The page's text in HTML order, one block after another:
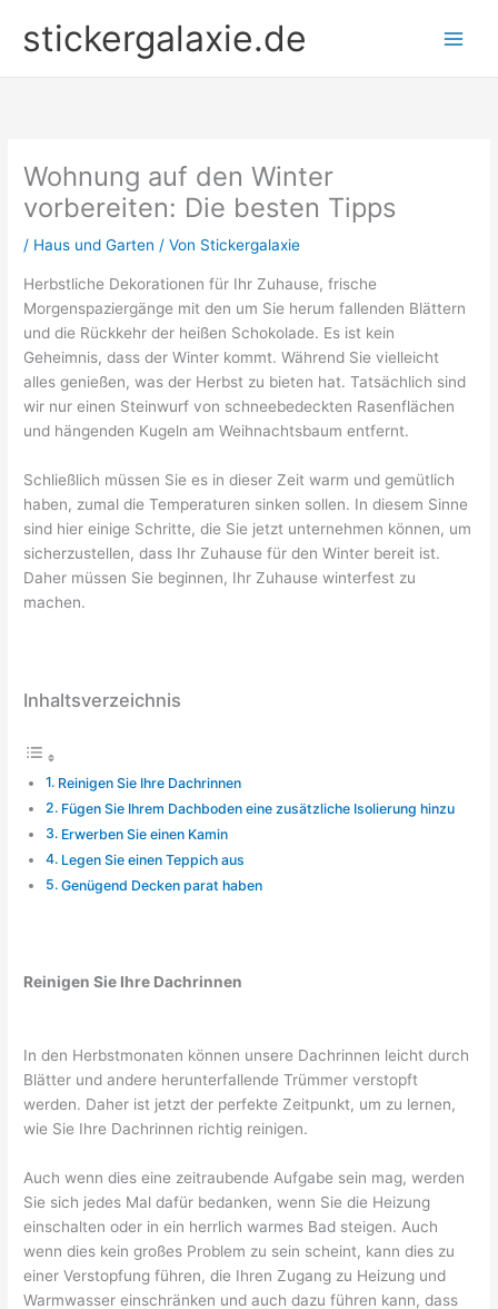
Inhaltstickergalaxie.de
Wohnung auf den Winter
vorbereiten: Die besten Tipps
/ Haus und Garten / Von Stickergalaxie
Herbstliche Dekorationen für Ihr Zuhause, frische
Morgenspaziergänge mit den um Sie herum fallenden Blättern
und die Rückkehr der heißen Schokolade. Es ist kein
Geheimnis, dass der Winter kommt. Während Sie vielleicht
alles genießen, was der Herbst zu bieten hat. Tatsächlich sind
wir nur einen Steinwurf von schneebedeckten Rasenflächen
und hängenden Kugeln am Weihnachtsbaum entfernt.
Schließlich müssen Sie es in dieser Zeit warm und gemütlich
haben, zumal die Temperaturen sinken sollen. In diesem Sinne
sind hier einige Schritte, die Sie jetzt unternehmen können, um
sicherzustellen, dass Ihr Zuhause für den Winter bereit ist.
Daher müssen Sie beginnen, Ihr Zuhause winterfest zu
machen.
Inhaltsverzeichnis
Reinigen Sie Ihre Dachrinnen
Fügen Sie Ihrem Dachboden eine zusätzliche Isolierung hinzu
Erwerben Sie einen Kamin
Legen Sie einen Teppich aus
Genügend Decken parat haben
Reinigen Sie Ihre Dachrinnen
In den Herbstmonaten können unsere Dachrinnen leicht durch
Blätter und andere herunterfallende Trümmer verstopft
werden. Daher ist jetzt der perfekte Zeitpunkt, um zu lernen,
wie Sie Ihre Dachrinnen richtig reinigen.
Auch wenn dies eine zeitraubende Aufgabe sein mag, werden
Sie sich jedes Mal dafür bedanken, wenn Sie die Heizung
einschalten oder in ein herrlich warmes Bad steigen. Auch
wenn dies kein großes Problem zu sein scheint, kann dies zu
einer Verstopfung führen, die Ihren Zugang zu Heizung und
Warmwasser einschränken und auch dazu führen kann, dass